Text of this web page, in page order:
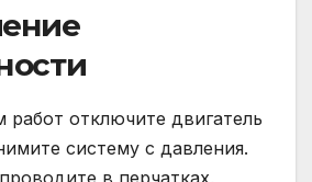
работ отключите двигатель
систему с давления.
в перчатках,